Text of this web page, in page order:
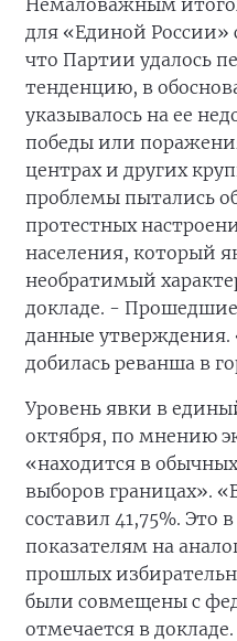
Немаловажным
для «Единой России»
что Партии удалось
тенденцию, в
указывалось на ее
победы или
центрах и других
проблемы пытались
протестных
населения, который
необратимый
докладе. -
данные утверждения.
добилась реванша в
Уровень явки в
октября, по мнению
«находится в
выборов границах».
составил 41,75%. Это
показателям на
прошлых
были совмещены с
отмечается в докладе.